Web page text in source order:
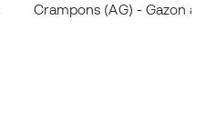
Crampons (AG) - Gazon